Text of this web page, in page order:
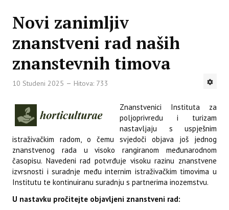
Novi zanimljiv
znanstveni rad naših
znanstevnih timova
10 Studeni 2025 Hitova: 733
Znanstvenici Instituta za
poljoprivredu i turizam
nastavljaju s uspješnim
istraživačkim radom, o čemu svjedoči objava još jednog
znanstvenog rada u visoko rangiranom međunarodnom
časopisu. Navedeni rad potvrđuje visoku razinu znanstvene
izvrsnosti i suradnje među internim istraživačkim timovima u
Institutu te kontinuiranu suradnju s partnerima inozemstvu.
U nastavku pročitejte objavljeni znanstveni rad: